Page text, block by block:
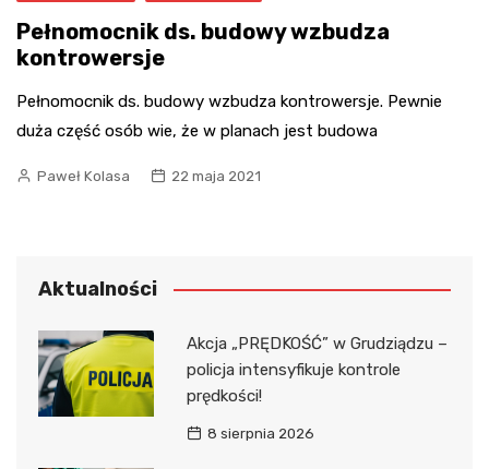
Pełnomocnik ds. budowy wzbudza
kontrowersje
Pełnomocnik ds. budowy wzbudza kontrowersje. Pewnie
duża część osób wie, że w planach jest budowa
Paweł Kolasa 22 maja 2021
Aktualności
Akcja „PRĘDKOŚĆ” w Grudziądzu –
policja intensyfikuje kontrole
prędkości!
8 sierpnia 2026